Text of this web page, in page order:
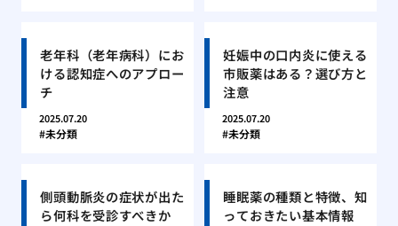
老年科（老年病科）にお
ける認知症へのアプロー
チ
2025.07.20
未分類
妊娠中の口内炎に使える
市販薬はある？選び方と
注意
2025.07.20
未分類
側頭動脈炎の症状が出た
ら何科を受診すべきか
睡眠薬の種類と特徴、知
っておきたい基本情報